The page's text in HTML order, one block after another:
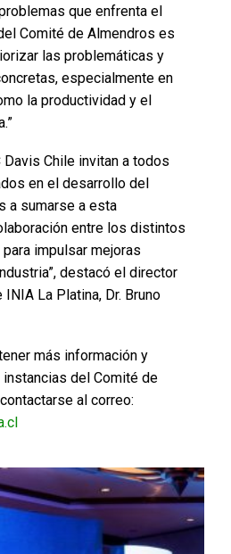
que enfrenta el
Comité de Almendros es
las problemáticas y
especialmente en
la productividad y el
Davis Chile invitan a todos
en el desarrollo del
a sumarse a esta
entre los distintos
impulsar mejoras
destacó el director
La Platina, Dr. Bruno
más información y
del Comité de
al correo: